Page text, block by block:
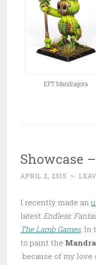
EFT Mandragora
Showcase
APRIL 2, 2015 ~
I recently made an
latest Endless:
The Lamb Games. In
to paint the
because of my love